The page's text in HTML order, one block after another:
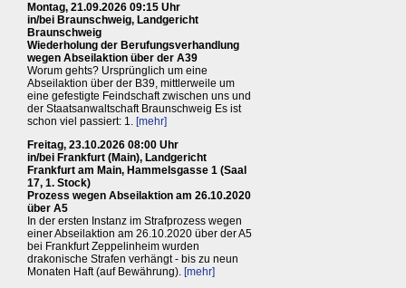
Montag, 21.09.2026 09:15 Uhr
in/bei Braunschweig, Landgericht
Braunschweig
Wiederholung der Berufungsverhandlung
wegen Abseilaktion über der A39
Worum gehts? Ursprünglich um eine
Abseilaktion über der B39, mittlerweile um
eine gefestigte Feindschaft zwischen uns und
der Staatsanwaltschaft Braunschweig Es ist
schon viel passiert: 1. [mehr]
Freitag, 23.10.2026 08:00 Uhr
in/bei Frankfurt (Main), Landgericht
Frankfurt am Main, Hammelsgasse 1 (Saal
17, 1. Stock)
Prozess wegen Abseilaktion am 26.10.2020
über A5
In der ersten Instanz im Strafprozess wegen
einer Abseilaktion am 26.10.2020 über der A5
bei Frankfurt Zeppelinheim wurden
drakonische Strafen verhängt - bis zu neun
Monaten Haft (auf Bewährung). [mehr]